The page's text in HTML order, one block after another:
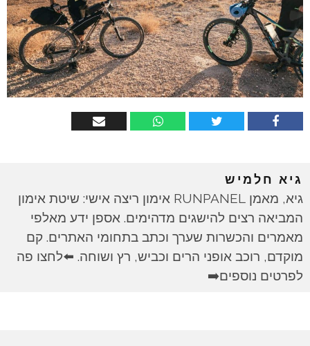
גיא חלמיש
גיא, מאמן RUNPANEL אימון ריצה אישי: שיטת אימון
המביאה רצים להישגים מדהימים. אספן ידע מאלפי
מאמרים והכשרות שערך וכתב בתחומי האתרים. קם
מוקדם, רוכב אופני הרים וכביש, רץ ושוחה. ⬅️לחצו פה
לפרטים נוספים➡️